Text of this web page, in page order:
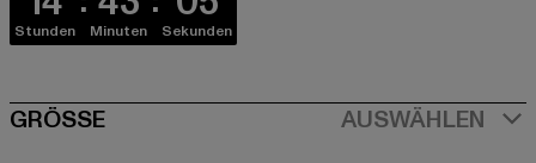
Stunden Minuten Sekunden
SIZE
GRÖSSE AUSWÄHLEN